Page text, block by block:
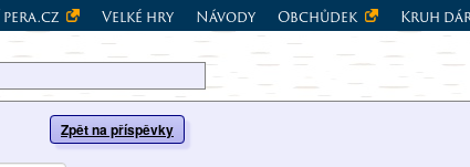
Velké hry Návody Obchůdek Kruh
Zpět na příspěvky